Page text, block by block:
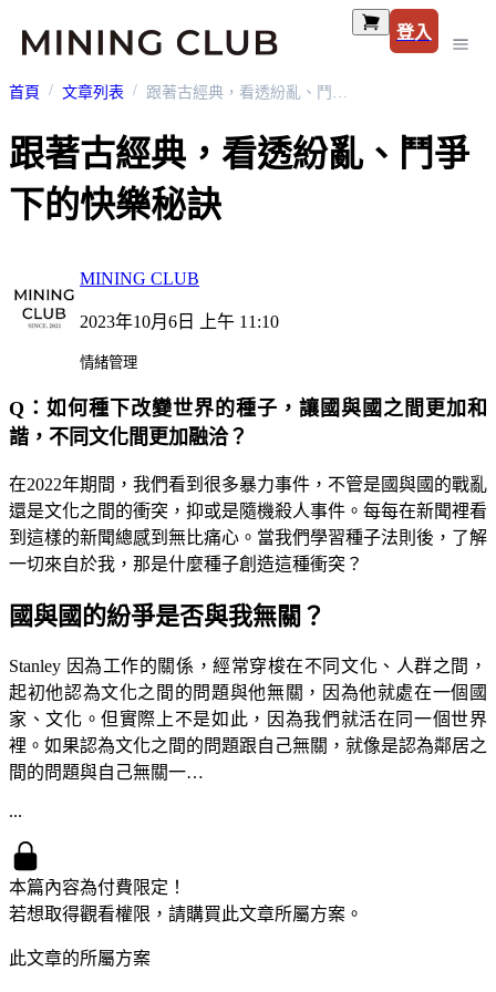
登入
首頁 文章列表 跟著古經典，看透紛亂、鬥爭下的快樂秘訣
跟著古經典，看透紛亂、鬥爭
下的快樂秘訣
MINING CLUB
2023年10月6日 上午 11:10
情緒管理
Q：如何種下改變世界的種子，讓國與國之間更加和
諧，不同文化間更加融洽？
在2022年期間，我們看到很多暴力事件，不管是國與國的戰亂
還是文化之間的衝突，抑或是隨機殺人事件。每每在新聞裡看
到這樣的新聞總感到無比痛心。當我們學習種子法則後，了解
一切來自於我，那是什麼種子創造這種衝突？
國與國的紛爭是否與我無關？
Stanley 因為工作的關係，經常穿梭在不同文化、人群之間，
起初他認為文化之間的問題與他無關，因為他就處在一個國
家、文化。但實際上不是如此，因為我們就活在同一個世界
裡。如果認為文化之間的問題跟自己無關，就像是認為鄰居之
間的問題與自己無關一…
...
本篇內容為付費限定！
若想取得觀看權限，請購買此文章所屬方案。
此文章的所屬方案